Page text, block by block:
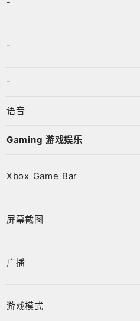
-
-
语音
Gaming 游戏娱乐
Xbox Game Bar
屏幕截图
广播
游戏模式